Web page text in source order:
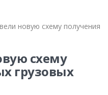
новую схему получения
схему
грузовых